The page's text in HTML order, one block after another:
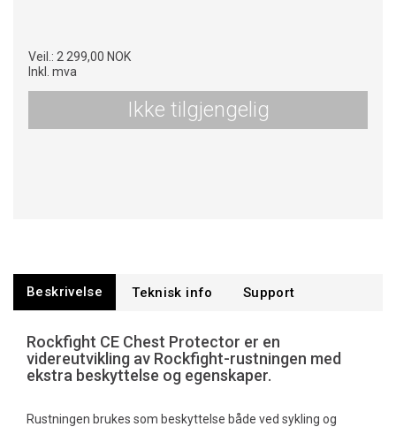
Veil.: 2 299,00 NOK
Inkl. mva
Ikke tilgjengelig
Beskrivelse Teknisk info Support
Rockfight CE Chest Protector er en
videreutvikling av Rockfight-rustningen med
ekstra beskyttelse og egenskaper.
Rustningen brukes som beskyttelse både ved sykling og